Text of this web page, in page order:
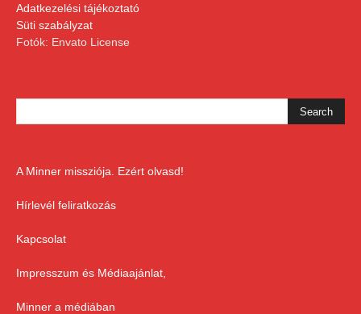
Adatkezelési tájékoztató
Süti szabályzat
Fotók: Envato License
A Minner missziója. Ezért olvasd!
Hírlevél feliratkozás
Kapcsolat
Impresszum és Médiaajánlat,
Minner a médiában